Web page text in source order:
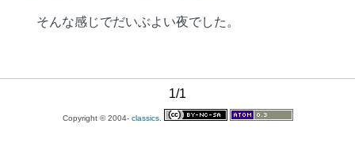
そんな感じでだいぶよい夜でした。
1/1
Copyright © 2004- classics.